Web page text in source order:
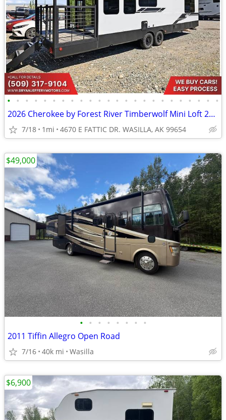
• • • • • • • • • • • • • • • • • • • • • • • •
2026 Cherokee by Forest River Timberwolf Mini Loft 20OGBL - $917/mo
7/18 1mi 4670 E FATTIC DR. WASILLA, AK 99654
• • • • • • • •
2011 Tiffin Allegro Open Road
7/16 40k mi Wasilla
$49,000
$6,900